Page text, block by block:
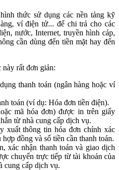
thức sử dụng các nền tảng kỹ
ví điện tử... để chi trả cho các
nước, Internet, truyền hình cáp,
cần dùng đến tiền mặt hay đến
rất đơn giản:
thanh toán (ngân hàng hoặc ví
toán (ví dụ: Hóa đơn tiền điện).
mã hóa đơn) được in trên giấy
từ nhà cung cấp dịch vụ.
xuất thông tin hóa đơn chính xác
đồng và số tiền cần thanh toán.
xác nhận thanh toán và giao dịch
chuyển trực tiếp từ tài khoản của
cung cấp dịch vụ.